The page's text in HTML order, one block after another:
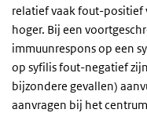
relatief vaak fout-positief
hoger. Bij een
immuunrespons op een
op syfilis fout-negatief
bijzondere gevallen)
aanvragen bij het